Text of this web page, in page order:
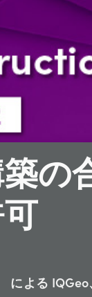
の
による IQGeo、